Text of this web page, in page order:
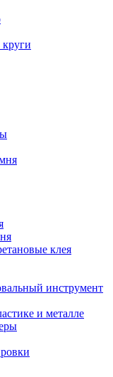
клея
инструмент
и металле